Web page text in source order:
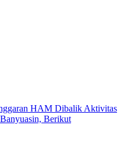
HAM Dibalik Aktivitas
Berikut